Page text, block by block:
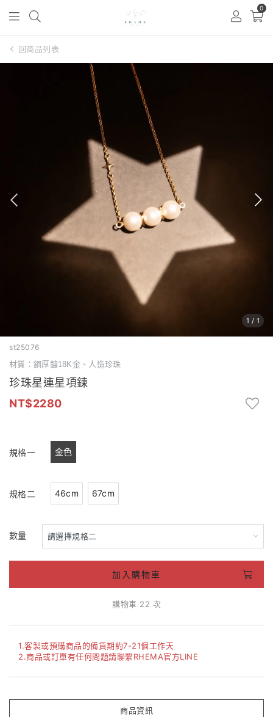
0
回商品列表
1 / 1
st25076
材質：銅厚鍍18K金、人造珍珠
珍珠星連星項鍊
2280
規格一 金色
規格二 46cm 67cm
數量
加入購物車
購物車 22 次
1.客製或預購商品的備貨期約7-21個工作天
2.商品或訂單有任何問題請聯繫RHEMA官方LINE
商品資訊